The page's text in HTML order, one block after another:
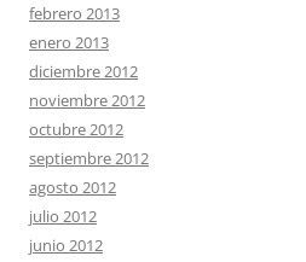
febrero 2013
enero 2013
diciembre 2012
noviembre 2012
octubre 2012
septiembre 2012
agosto 2012
julio 2012
junio 2012